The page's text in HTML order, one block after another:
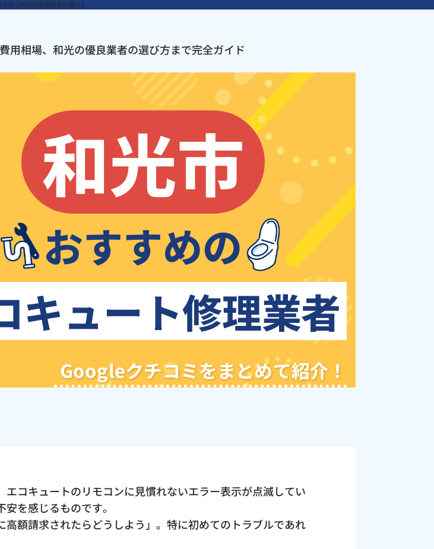
用相場、和光の優良業者の選び方まで完全ガイド
和光市
おすすめの
キュート修理業者
Googleクチコミをまとめて紹介！
コキュートのリモコンに見慣れないエラー表示が点滅してい
を感じるものです。
高額請求されたらどうしよう」。特に初めてのトラブルであれ